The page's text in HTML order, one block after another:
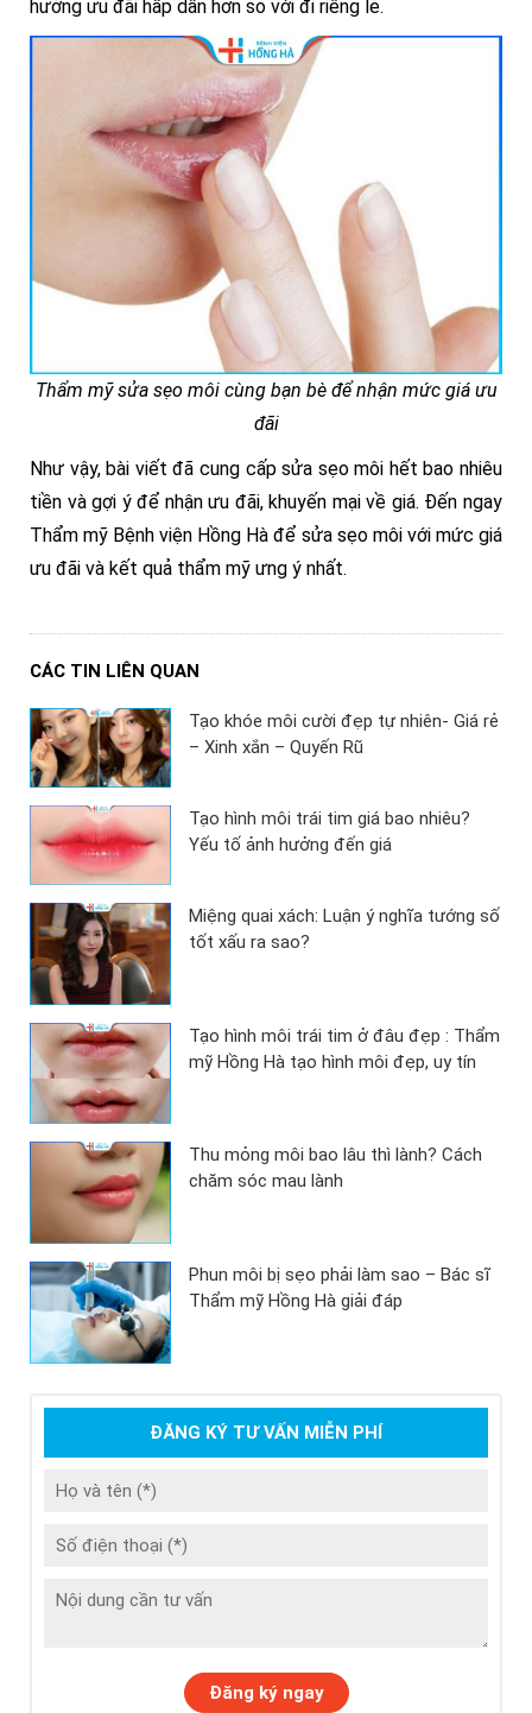
hưởng ưu đãi hấp dẫn hơn so với đi riêng lẻ.
Thẩm mỹ sửa sẹo môi cùng bạn bè để nhận mức giá ưu
đãi
Như vậy, bài viết đã cung cấp sửa sẹo môi hết bao nhiêu
tiền và gợi ý để nhận ưu đãi, khuyến mại về giá. Đến ngay
Thẩm mỹ Bệnh viện Hồng Hà để sửa sẹo môi với mức giá
ưu đãi và kết quả thẩm mỹ ưng ý nhất.
CÁC TIN LIÊN QUAN
Tạo khóe môi cười đẹp tự nhiên- Giá rẻ
– Xinh xắn – Quyến Rũ
Tạo hình môi trái tim giá bao nhiêu?
Yếu tố ảnh hưởng đến giá
Miệng quai xách: Luận ý nghĩa tướng số
tốt xấu ra sao?
Tạo hình môi trái tim ở đâu đẹp : Thẩm
mỹ Hồng Hà tạo hình môi đẹp, uy tín
Thu mỏng môi bao lâu thì lành? Cách
chăm sóc mau lành
Phun môi bị sẹo phải làm sao – Bác sĩ
Thẩm mỹ Hồng Hà giải đáp
ĐĂNG KÝ TƯ VẤN MIỄN PHÍ